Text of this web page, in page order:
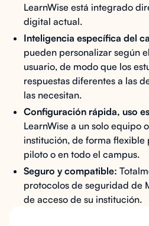
LearnWise está integrado
digital actual.
Inteligencia específica del
pueden personalizar según
usuario, de modo que los
respuestas diferentes a las
las necesitan.
Configuración rápida, uso
LearnWise a un solo equipo
institución, de forma
piloto o en todo el campus.
Seguro y compatible:
protocolos de seguridad de
de acceso de su institución.